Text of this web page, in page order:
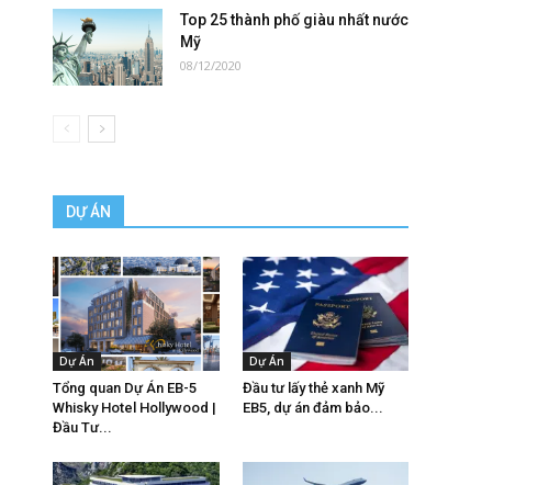
Top 25 thành phố giàu nhất nước
Mỹ
08/12/2020
DỰ ÁN
Dự Án
Tổng quan Dự Án EB-5
Whisky Hotel Hollywood |
Đầu Tư...
Dự Án
Đầu tư lấy thẻ xanh Mỹ
EB5, dự án đảm bảo...